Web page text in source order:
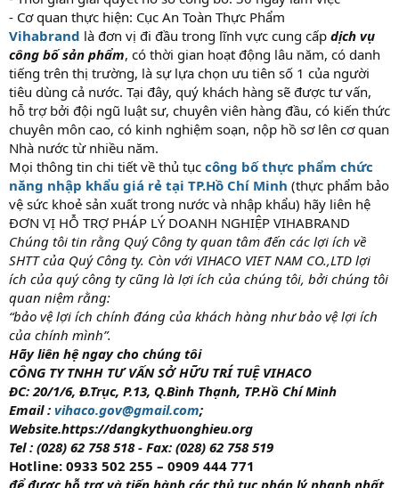
- Cơ quan thực hiện: Cục An Toàn Thực Phẩm
Vihabrand là đơn vị đi đầu trong lĩnh vực cung cấp dịch vụ
công bố sản phẩm, có thời gian hoạt động lâu năm, có danh
tiếng trên thị trường, là sự lựa chọn ưu tiên số 1 của người
tiêu dùng cả nước. Tại đây, quý khách hàng sẽ được tư vấn,
hỗ trợ bởi đội ngũ luật sư, chuyên viên hàng đầu, có kiến thức
chuyên môn cao, có kinh nghiệm soạn, nộp hồ sơ lên cơ quan
Nhà nước từ nhiều năm.
Mọi thông tin chi tiết về thủ tục công bố thực phẩm chức
năng nhập khẩu giá rẻ tại TP.Hồ Chí Minh (thực phẩm bảo
vệ sức khoẻ sản xuất trong nước và nhập khẩu) hãy liên hệ
ĐƠN VỊ HỖ TRỢ PHÁP LÝ DOANH NGHIỆP VIHABRAND
Chúng tôi tin rằng Quý Công ty quan tâm đến các lợi ích về
SHTT của Quý Công ty. Còn với VIHACO VIET NAM CO.,LTD lợi
ích của quý công ty cũng là lợi ích của chúng tôi, bởi chúng tôi
quan niệm rằng:
“bảo vệ lợi ích chính đáng của khách hàng như bảo vệ lợi ích
của chính mình”.
Hãy liên hệ ngay cho chúng tôi
CÔNG TY TNHH TƯ VẤN SỞ HỮU TRÍ TUỆ VIHACO
ĐC: 20/1/6, Đ.Trục, P.13, Q.Bình Thạnh, TP.Hồ Chí Minh
Email : vihaco.gov@gmail.com;
Website.https://dangkythuonghieu.org
Tel : (028) 62 758 518 - Fax: (028) 62 758 519
Hotline: 0933 502 255 – 0909 444 771
để được hỗ trợ và tiến hành các thủ tục pháp lý nhanh nhất